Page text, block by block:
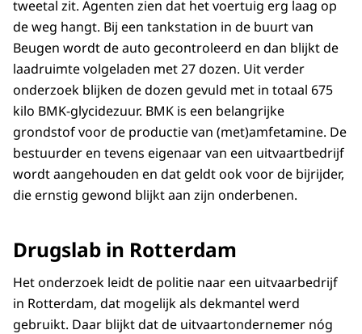
tweetal zit. Agenten zien dat het voertuig erg laag op
de weg hangt. Bij een tankstation in de buurt van
Beugen wordt de auto gecontroleerd en dan blijkt de
laadruimte volgeladen met 27 dozen. Uit verder
onderzoek blijken de dozen gevuld met in totaal 675
kilo BMK-glycidezuur. BMK is een belangrijke
grondstof voor de productie van (met)amfetamine. De
bestuurder en tevens eigenaar van een uitvaartbedrijf
wordt aangehouden en dat geldt ook voor de bijrijder,
die ernstig gewond blijkt aan zijn onderbenen.
Drugslab in Rotterdam
Het onderzoek leidt de politie naar een uitvaarbedrijf
in Rotterdam, dat mogelijk als dekmantel werd
gebruikt. Daar blijkt dat de uitvaartondernemer nóg